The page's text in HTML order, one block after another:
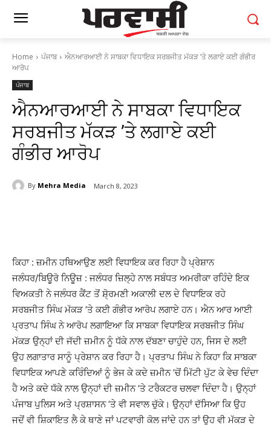
Home ਪੰਜਾਬ
ਐਨਆਰਆਈ ਨੇ ਸਾਬਕਾ ਵਿਧਾਇਕ ਸਰਬਜੀਤ ਮੱਕੜ ’ਤੇ ਲਗਾਏ ਕਈ ਗੰਭੀਰ
ਆਰੋਪ
ਪੰਜਾਬ
ਐਨਆਰਆਈ ਨੇ ਸਾਬਕਾ ਵਿਧਾਇਕ
ਸਰਬਜੀਤ ਮੱਕੜ ’ਤੇ ਲਗਾਏ ਕਈ
ਗੰਭੀਰ ਆਰੋਪ
By Mehra Media March 8, 2023
ਕਿਹਾ : ਜ਼ਮੀਨ ਹਥਿਆਉਣ ਲਈ ਵਿਧਾਇਕ ਕਰ ਰਿਹਾ ਹੈ ਪ੍ਰੇਸ਼ਾਨ
ਜਲੰਧਰ/ਬਿਊਰੋ ਨਿਊਜ਼ : ਜਲੰਧਰ ਜ਼ਿਲ੍ਹੇ ਨਾਲ ਸਬੰਧਤ ਅਮਰੀਕਾ ਰਹਿੰਦੇ ਇਕ
ਵਿਅਕਤੀ ਨੇ ਜਲੰਧਰ ਕੈਂਟ ਤੋਂ ਸ਼ੋ੍ਰਮਣੀ ਅਕਾਲੀ ਦਲ ਦੇ ਵਿਧਾਇਕ ਰਹੇ
ਸਰਬਜੀਤ ਸਿੰਘ ਮੱਕੜ ’ਤੇ ਕਈ ਗੰਭੀਰ ਆਰੋਪ ਲਗਾਏ ਹਨ। ਐਨ ਆਰ ਆਈ
ਪ੍ਰਤਾਪ ਸਿੰਘ ਨੇ ਆਰੋਪ ਲਗਾਇਆ ਕਿ ਸਾਬਕਾ ਵਿਧਾਇਕ ਸਰਬਜੀਤ ਸਿੰਘ
ਮੱਕੜ ਉਨ੍ਹਾਂ ਦੀ ਜੱਦੀ ਜ਼ਮੀਨ ਨੂੰ ਧੱਕੇ ਨਾਲ ਦੱਬਣਾ ਚਾਹੁੰਦੇ ਹਨ, ਜਿਸ ਦੇ ਲਈ
ਉਹ ਲਗਾਤਾਰ ਸਾਨੂੰ ਪ੍ਰੇਸ਼ਾਨ ਕਰ ਰਿਹਾ ਹੈ। ਪ੍ਰਤਾਪ ਸਿੰਘ ਨੇ ਕਿਹਾ ਕਿ ਸਾਬਕਾ
ਵਿਧਾਇਕ ਆਪਣੇ ਕਰਿੰਦਿਆਂ ਨੂੰ ਭੇਜ ਕੇ ਕਦੇ ਜ਼ਮੀਨ ’ਚੋਂ ਮਿੱਟੀ ਪੁੱਟ ਕੇ ਵੇਚ ਦਿੰਦਾ
ਹੈ ਅਤੇ ਕਦੇ ਧੱਕੇ ਨਾਲ ਉਨ੍ਹਾਂ ਦੀ ਜ਼ਮੀਨ ’ਤੇ ਟਰੈਕਟਰ ਚਲਵਾ ਦਿੰਦਾ ਹੈ। ਉਨ੍ਹਾਂ
ਪੰਜਾਬ ਪੁਲਿਸ ਅਤੇ ਪ੍ਰਸ਼ਾਸਨ ’ਤੇ ਵੀ ਸਵਾਲ ਚੁੱਕੇ। ਉਨ੍ਹਾਂ ਦੱਸਿਆ ਕਿ ਉਹ
ਜਦੋਂ ਵੀ ਸ਼ਿਕਾਇਤ ਲੈ ਕੇ ਥਾਣੇ ਜਾਂ ਪਟਵਾਰੀ ਕੋਲ ਜਾਂਦੇ ਹਨ ਤਾਂ ਉਹ ਵੀ ਮੱਕੜ ਦੇ